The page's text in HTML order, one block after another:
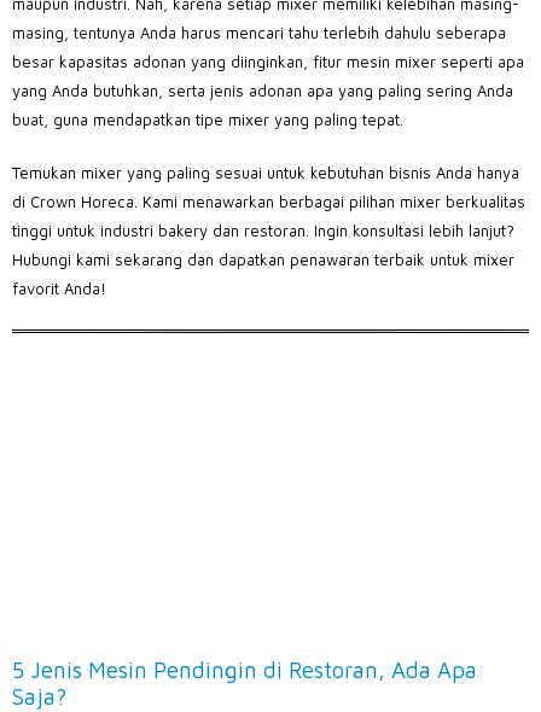
masing, tentunya Anda harus mencari tahu terlebih dahulu seberapa
besar kapasitas adonan yang diinginkan, fitur mesin mixer seperti apa
yang Anda butuhkan, serta jenis adonan apa yang paling sering Anda
buat, guna mendapatkan tipe mixer yang paling tepat.
Temukan mixer yang paling sesuai untuk kebutuhan bisnis Anda hanya
di Crown Horeca. Kami menawarkan berbagai pilihan mixer berkualitas
tinggi untuk industri bakery dan restoran. Ingin konsultasi lebih lanjut?
Hubungi kami sekarang dan dapatkan penawaran terbaik untuk mixer
favorit Anda!
5 Jenis Mesin Pendingin di Restoran, Ada Apa
Saja?